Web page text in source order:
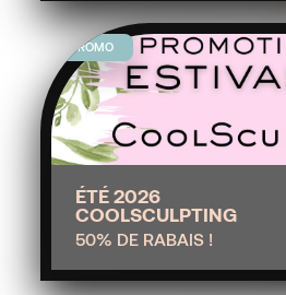
ÉTÉ 2026
COOLSCULPTING
50% DE RABAIS !
PROMO